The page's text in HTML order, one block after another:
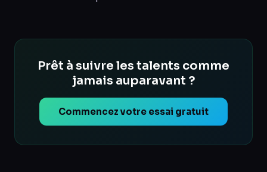
Prêt à suivre les talents comme
jamais auparavant ?
Commencez votre essai gratuit